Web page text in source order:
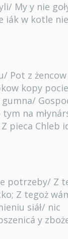
My y nie
iák w kotle
Pot z
kopy
gumna/
na
pieca Chleb
potrzeby/ Z
Z tegoż
siáł/ nic
y